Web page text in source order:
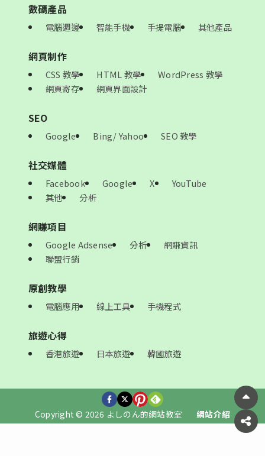
數碼產品
電腦週邊 智能手機 手提電腦 其他產品
網頁制作
CSS 教學 HTML 教學
WordPress 教學
網頁寄存
網頁界面設計
SEO
Google Bing/ Yahoo SEO 教學
社交媒體
Facebook Google X
YouTube
其他
分析
網賺項目
Google Adsense 分析
網賺資訊
聯盟行銷
原創教學
電腦應用 線上工具 手機程式
旅遊心得
香港旅遊 日本旅遊 韓國旅遊
Copyright © 2026 よしのん的網站教室 網站介紹